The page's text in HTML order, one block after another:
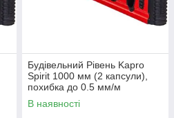
Будівельний Рівень Kapro
Spirit 1000 мм (2 капсули),
похибка до 0.5 мм/м
В наявності